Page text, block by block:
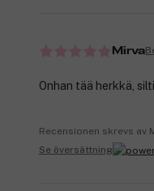
Mirva
Onhan tää herkkä,
Recensionen skrevs av
Se översättning